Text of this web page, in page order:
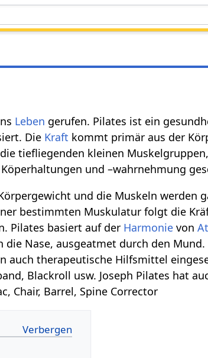
Leben gerufen. Pilates ist ein
Die Kraft kommt primär aus der
tiefliegenden kleinen
und –wahrnehmung
und die Muskeln werden
bestimmten Muskulatur folgt die
Pilates basiert auf der Harmonie von
die Nase, ausgeatmet durch den Mund.
auch therapeutische Hilfsmittel
Blackroll usw. Joseph Pilates hat
Chair, Barrel, Spine Corrector